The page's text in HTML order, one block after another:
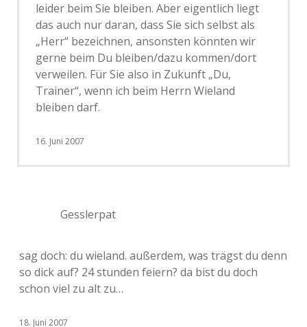
leider beim Sie bleiben. Aber eigentlich liegt
das auch nur daran, dass Sie sich selbst als
„Herr“ bezeichnen, ansonsten könnten wir
gerne beim Du bleiben/dazu kommen/dort
verweilen. Für Sie also in Zukunft „Du,
Trainer“, wenn ich beim Herrn Wieland
bleiben darf.
16. Juni 2007
Gesslerpat
sag doch: du wieland. außerdem, was trägst du denn
so dick auf? 24 stunden feiern? da bist du doch
schon viel zu alt zu…
18. Juni 2007